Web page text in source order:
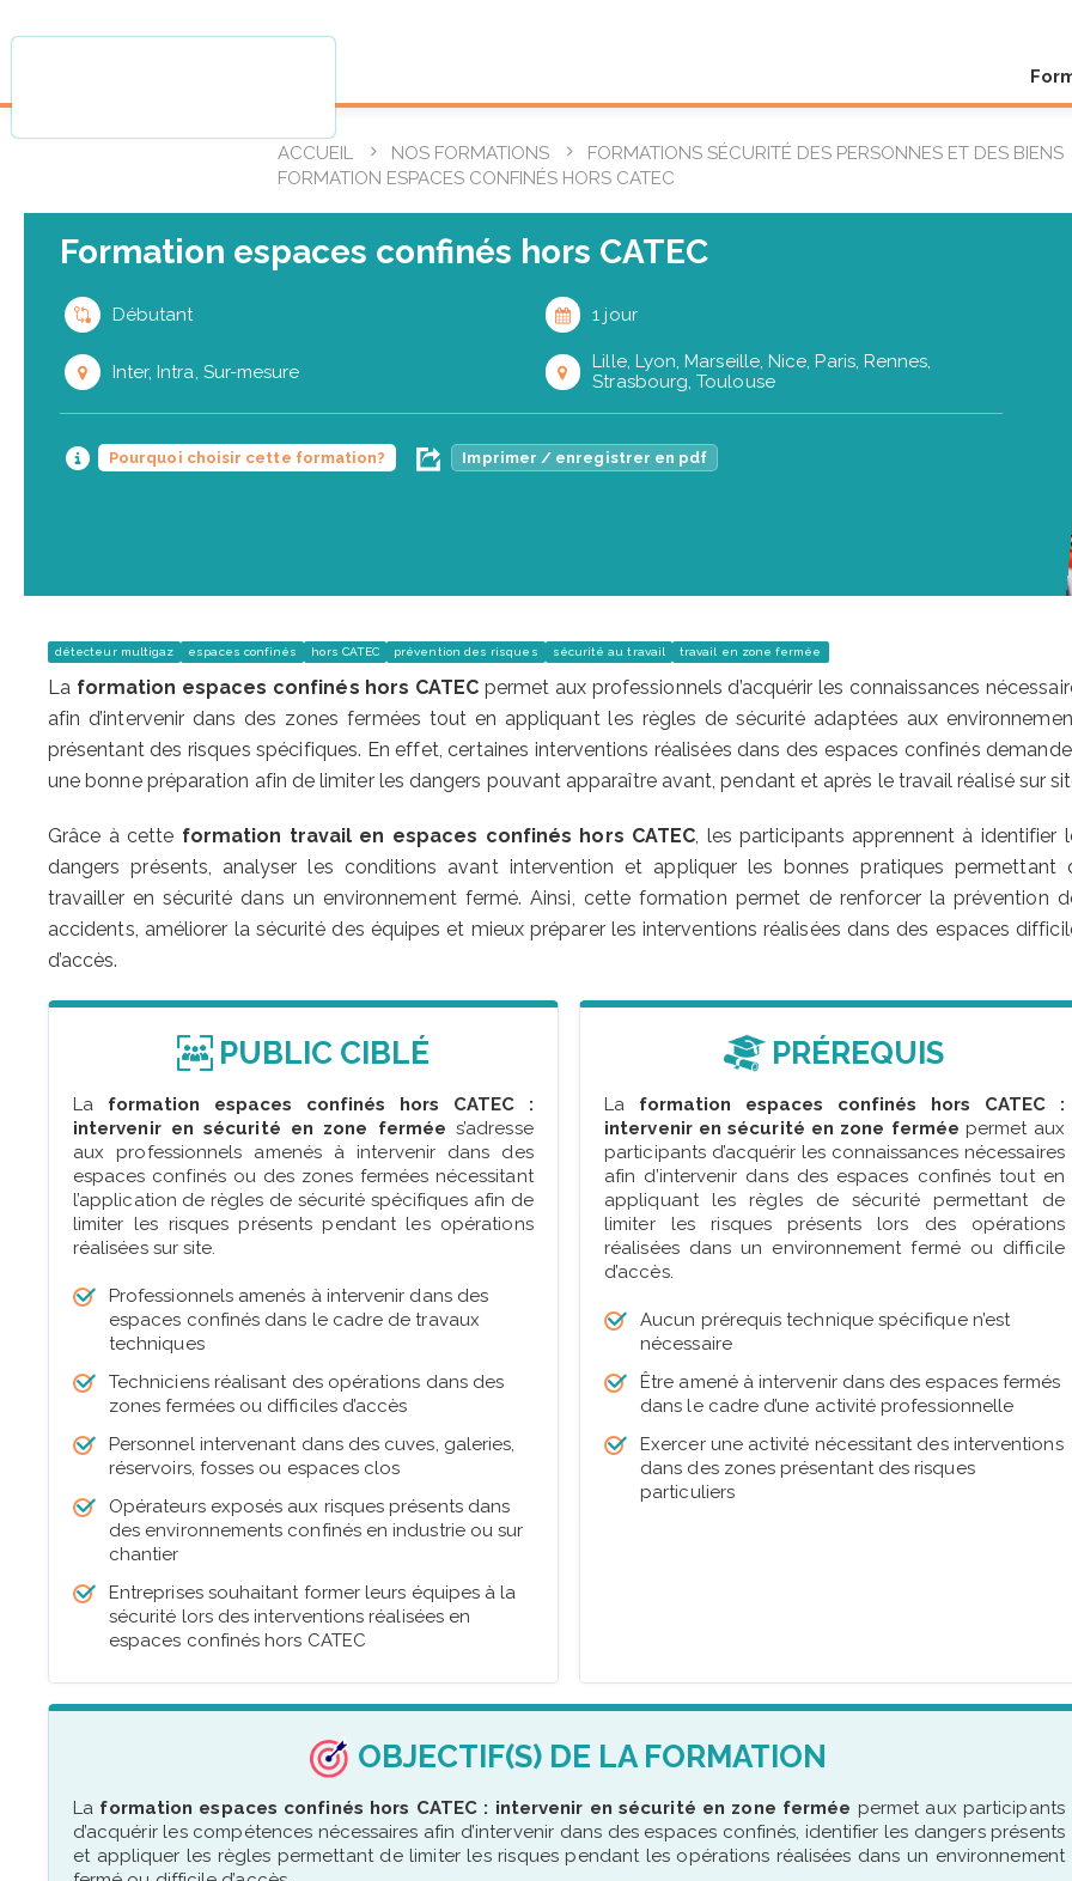
ACCUEIL NOS FORMATIONS
FORMATIONS SÉCURITÉ DES PERSONNES ET DES BIENS
FORMATION ESPACES CONFINÉS HORS CATEC
Formation espaces confinés hors CATEC
Débutant 1 jour
Inter, Intra, Sur-mesure
Lille, Lyon, Marseille, Nice, Paris, Rennes,
Strasbourg, Toulouse
Pourquoi choisir cette formation? Imprimer / enregistrer en pdf
détecteur multigaz espaces confinés hors CATEC prévention des risques sécurité au travail travail en zone fermée
La formation espaces confinés hors CATEC permet aux professionnels d’acquérir les connaissances
afin d’intervenir dans des zones fermées tout en appliquant les règles de sécurité adaptées aux
présentant des risques spécifiques. En effet, certaines interventions réalisées dans des espaces confinés
une bonne préparation afin de limiter les dangers pouvant apparaître avant, pendant et après le travail réalisé sur
Grâce à cette formation travail en espaces confinés hors CATEC, les participants apprennent à identifier
dangers présents, analyser les conditions avant intervention et appliquer les bonnes pratiques permettant
travailler en sécurité dans un environnement fermé. Ainsi, cette formation permet de renforcer la prévention
accidents, améliorer la sécurité des équipes et mieux préparer les interventions réalisées dans des espaces
d’accès.
PUBLIC CIBLÉ
La formation espaces confinés hors CATEC :
intervenir en sécurité en zone fermée s’adresse
aux professionnels amenés à intervenir dans des
espaces confinés ou des zones fermées nécessitant
l’application de règles de sécurité spécifiques afin de
limiter les risques présents pendant les opérations
réalisées sur site.
Professionnels amenés à intervenir dans des
espaces confinés dans le cadre de travaux
techniques
Techniciens réalisant des opérations dans des
zones fermées ou difficiles d’accès
Personnel intervenant dans des cuves, galeries,
réservoirs, fosses ou espaces clos
Opérateurs exposés aux risques présents dans
des environnements confinés en industrie ou sur
chantier
Entreprises souhaitant former leurs équipes à la
sécurité lors des interventions réalisées en
espaces confinés hors CATEC
PRÉREQUIS
La formation espaces confinés hors CATEC :
intervenir en sécurité en zone fermée permet aux
participants d’acquérir les connaissances nécessaires
afin d’intervenir dans des espaces confinés tout en
appliquant les règles de sécurité permettant de
limiter les risques présents lors des opérations
réalisées dans un environnement fermé ou difficile
d’accès.
Aucun prérequis technique spécifique n’est
nécessaire
Être amené à intervenir dans des espaces fermés
dans le cadre d’une activité professionnelle
Exercer une activité nécessitant des interventions
dans des zones présentant des risques
particuliers
OBJECTIF(S) DE LA FORMATION
La formation espaces confinés hors CATEC : intervenir en sécurité en zone fermée permet aux participants
d’acquérir les compétences nécessaires afin d’intervenir dans des espaces confinés, identifier les dangers présents
et appliquer les règles permettant de limiter les risques pendant les opérations réalisées dans un environnement